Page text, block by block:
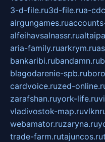
3-d-file.ru3d-file.rua-
airgungames.ru
alfeihavsalnassr.ru
aria-family.ruarkrym.ru
bankaribi.rubandamn.ru
blagodarenie-spb.ru
cardvoice.ruzed-
zarafshan.ruyork-life.ru
vladivostok-map.ru
webamator.ruzaryna.ru
trade-farm.rutajuncos.ru